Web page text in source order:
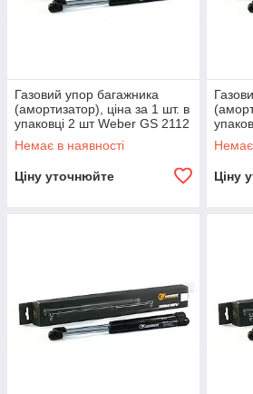
Газовий упор багажника
(амортизатор), ціна за 1 шт. в
упаковці 2 шт Weber GS 2112
для ВАЗ 2112
Немає в наявності
Ціну уточнюйте
для
, ЗАЗ-
Немає
Ціну